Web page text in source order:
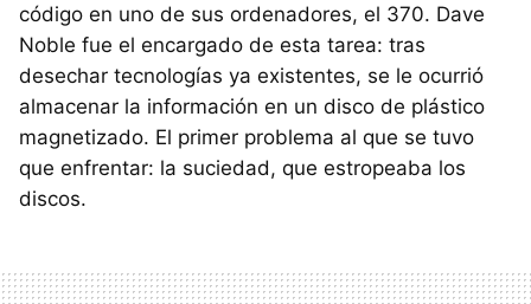
código en uno de sus ordenadores, el 370. Dave
Noble fue el encargado de esta tarea: tras
desechar tecnologías ya existentes, se le ocurrió
almacenar la información en un disco de plástico
magnetizado. El primer problema al que se tuvo
que enfrentar: la suciedad, que estropeaba los
discos.